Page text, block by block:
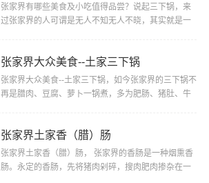
张家界有哪些美食及小吃值得品尝？说起三下锅，来
过张家界的人可谓是无人不知无人不晓，其实就是一
张家界大众美食--土家三下锅
张家界大众美食--土家三下锅，如今张家界的三下锅不
再是腊肉、豆腐、萝卜一锅煮，多为肥肠、猪肚、牛
张家界土家香（腊）肠
张家界土家香（腊）肠， 张家界的香肠是一种烟熏香
肠。永定的香肠，先将猪肉剁碎，搜肉肥肉掺杂在一